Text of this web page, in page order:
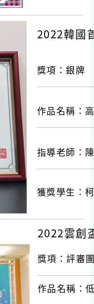
2022韓國
獎項：銀牌
作品名稱：
指導老師：
獲獎學生
2022雲創
獎項：評審
作品名稱：